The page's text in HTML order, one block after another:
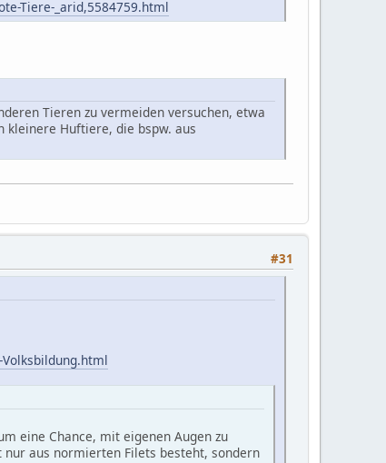
Tiere-_arid,5584759.html
Tieren zu vermeiden versuchen, etwa
kleinere Huftiere, die bspw. aus
#31
eine Chance, mit eigenen Augen zu
nur aus normierten Filets besteht, sondern